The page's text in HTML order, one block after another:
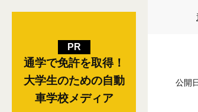
通学で免許を取得！
大学生のための自動
車学校メディア
公開